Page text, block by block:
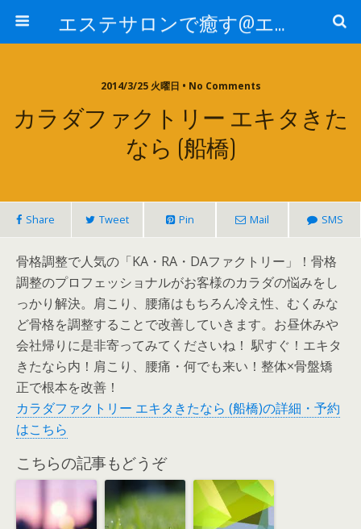
エステサロンで癒す@エステ～全国エステ情報
2014/3/25 火曜日 • No Comments
カラダファクトリー エキタきた
なら (船橋)
Share Tweet Pin Mail SMS
骨格調整で人気の「KA・RA・DAファクトリー」！骨格
調整のプロフェッショナルがお客様のカラダの悩みをし
っかり解決。肩こり、腰痛はもちろん冷え性、むくみな
ど骨格を調整することで改善していきます。お昼休みや
会社帰りに是非寄ってみてくださいね！ 駅すぐ！エキタ
きたなら内！肩こり、腰痛・何でも来い！整体×骨盤矯
正で根本を改善！
カラダファクトリー エキタきたなら (船橋)の詳細・予約
はこちら
こちらの記事もどうぞ